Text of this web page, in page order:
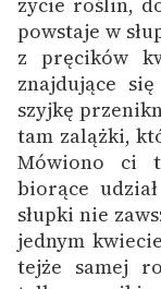
powstaje w
z pręcików
znajdujące
szyjkę
tam zalążki,
Mówiono ci
biorące
słupki nie
jednym
tejże samej